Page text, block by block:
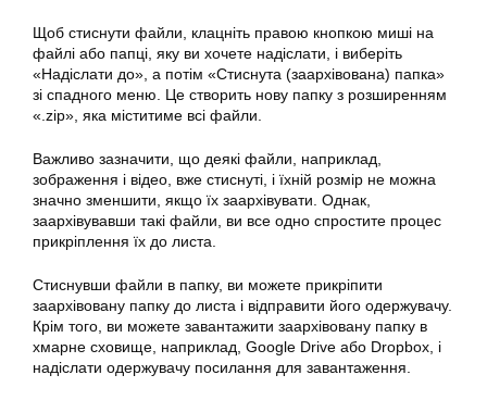
Щоб стиснути файли, клацніть правою кнопкою миші на
файлі або папці, яку ви хочете надіслати, і виберіть
«Надіслати до», а потім «Стиснута (заархівована) папка»
зі спадного меню. Це створить нову папку з розширенням
«.zip», яка міститиме всі файли.
Важливо зазначити, що деякі файли, наприклад,
зображення і відео, вже стиснуті, і їхній розмір не можна
значно зменшити, якщо їх заархівувати. Однак,
заархівувавши такі файли, ви все одно спростите процес
прикріплення їх до листа.
Стиснувши файли в папку, ви можете прикріпити
заархівовану папку до листа і відправити його одержувачу.
Крім того, ви можете завантажити заархівовану папку в
хмарне сховище, наприклад, Google Drive або Dropbox, і
надіслати одержувачу посилання для завантаження.